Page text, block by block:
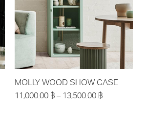
MOLLY WOOD SHOW CASE
11,000.00 ฿ – 13,500.00 ฿